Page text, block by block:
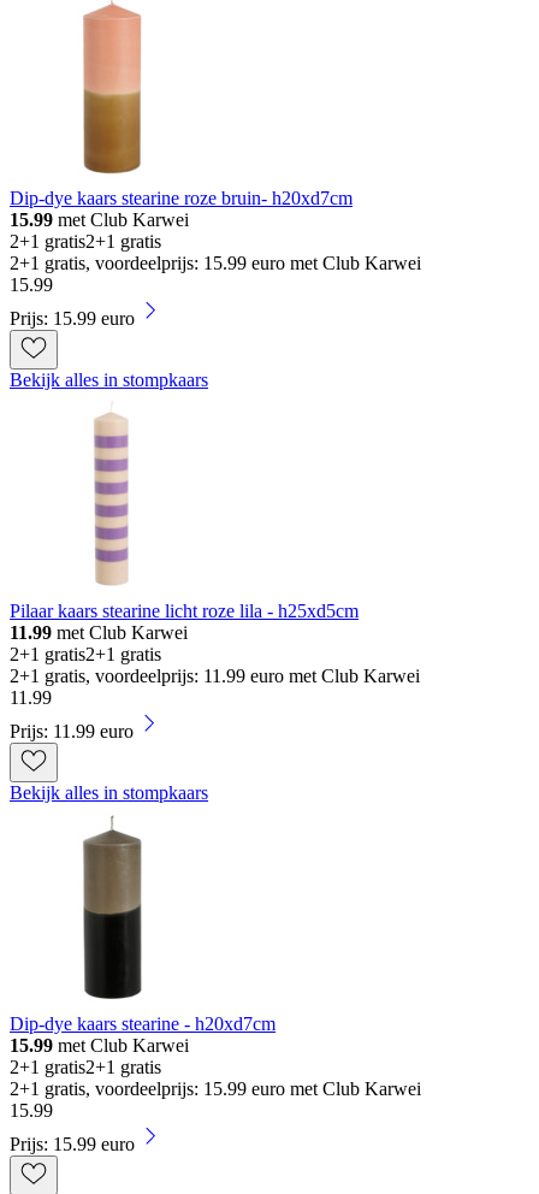
Dip-dye kaars stearine roze bruin- h20xd7cm
15.99 met Club Karwei
2+1 gratis2+1 gratis
2+1 gratis, voordeelprijs: 15.99 euro met Club Karwei
15.99
Prijs: 15.99 euro
Bekijk alles in stompkaars
Pilaar kaars stearine licht roze lila - h25xd5cm
11.99 met Club Karwei
2+1 gratis2+1 gratis
2+1 gratis, voordeelprijs: 11.99 euro met Club Karwei
11 .99
Prijs: 11.99 euro
Bekijk alles in stompkaars
Dip-dye kaars stearine - h20xd7cm
15.99 met Club Karwei
2+1 gratis2+1 gratis
2+1 gratis, voordeelprijs: 15.99 euro met Club Karwei
15.99
Prijs: 15.99 euro